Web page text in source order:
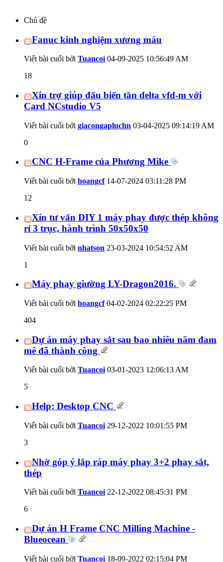
Chủ đề
Fanuc kinh nghiệm xương máu
Viết bài cuối bởi Tuancoi 04-09-2025 10:56:49 AM
18
Xin trợ giúp đấu biến tần delta vfd-m với
Card NCstudio V5
Viết bài cuối bởi giacongapluchn 03-04-2025 09:14:19 AM
0
CNC H-Frame của Phương Mike
Viết bài cuối bởi hoangcf14-07-2024 03:11:28 PM
12
Xin tư vấn DIY 1 máy phay được thép không
rỉ 3 trục, hành trình 50x50x50
Viết bài cuối bởi nhatson 23-03-2024 10:54:52 AM
1
Máy phay giường LY-Dragon2016.
Viết bài cuối bởi hoangcf04-02-2024 02:22:25 PM
404
Dự án máy phay sắt sau bao nhiêu năm đam
mê đã thành công
Viết bài cuối bởi Tuancoi03-01-2023 12:06:13 AM
5
Help: Desktop CNC
Viết bài cuối bởi Tuancoi 29-12-2022 10:01:55 PM
3
Nhờ góp ý lắp ráp máy phay 3+2 phay sắt,
thép
Viết bài cuối bởi Tuancoi 22-12-2022 08:45:31 PM
6
Dự án H Frame CNC Milling Machine -
Blueocean
Viết bài cuối bởi Tuancoi 18-09-2022 02:15:04 PM